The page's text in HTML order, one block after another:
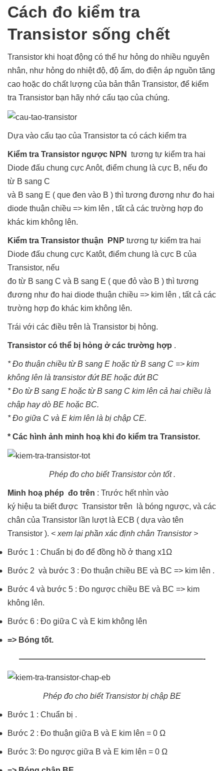
Cách đo kiểm tra
Transistor sống chết
Transistor khi hoạt động có thể hư hỏng do nhiều nguyên
nhân, như hỏng do nhiệt độ, độ ẩm, do điện áp nguồn tăng
cao hoặc do chất lượng của bản thân Transistor, để kiểm
tra Transistor bạn hãy nhớ cấu tạo của chúng.
Dựa vào cấu tạo của Transistor ta có cách kiểm tra
Kiểm tra Transistor ngược NPN
tương tự kiểm tra hai
Diode đấu chung cực Anôt, điểm chung là cực B, nếu đo
từ B sang C
và B sang E ( que đen vào B ) thì tương đương như đo hai
diode thuận chiều => kim lên , tất cả các trường hợp đo
khác kim không lên.
Kiểm tra Transistor thuận PNP tương tự kiểm tra hai
Diode đấu chung cực Katôt, điểm chung là cực B của
Transistor, nếu
đo từ B sang C và B sang E ( que đỏ vào B ) thì tương
đương như đo hai diode thuận chiều => kim lên , tất cả các
trường hợp đo khác kim không lên.
Trái với các điều trên là Transistor bị hỏng.
Transistor có thể bị hỏng ở các trường hợp .
* Đo thuận chiều từ B sang E hoặc từ B sang C => kim
không lên là transistor đứt BE hoặc đứt BC
* Đo từ B sang E hoặc từ B sang C kim lên cả hai chiều là
chập hay dò BE hoặc BC.
* Đo giữa C và E kim lên là bị chập CE.
* Các hình ảnh minh hoạ khi đo kiểm tra Transistor.
Phép đo cho biết Transistor còn tốt .
Minh hoạ phép đo trên : Trước hết nhìn vào
ký hiệu ta biết được Transistor trên là bóng ngược, và các
chân của Transistor lần lượt là ECB ( dựa vào tên
Transistor ). < xem lại phần xác định chân Transistor >
Bước 1 : Chuẩn bị đo để đồng hồ ở thang x1Ω
Bước 2 và bước 3 : Đo thuận chiều BE và BC => kim lên .
Bước 4 và bước 5 : Đo ngược chiều BE và BC => kim
không lên.
Bước 6 : Đo giữa C và E kim không lên
=> Bóng tốt.
———————————————————————-
Phép đo cho biết Transistor bị chập BE
Bước 1 : Chuẩn bị .
Bước 2 : Đo thuận giữa B và E kim lên = 0 Ω
Bước 3: Đo ngược giữa B và E kim lên = 0 Ω